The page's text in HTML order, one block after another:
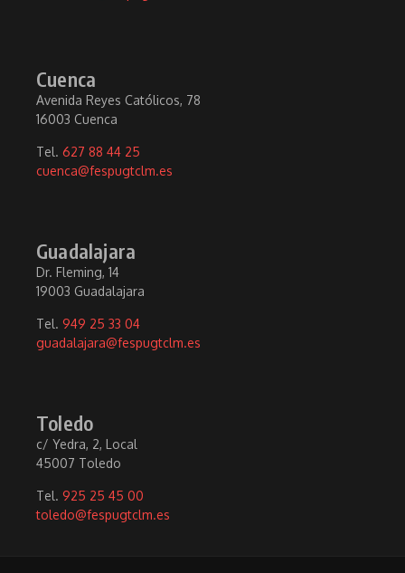
Cuenca
Avenida Reyes Católicos, 78
16003 Cuenca
Tel. 627 88 44 25
cuenca@fespugtclm.es
Guadalajara
Dr. Fleming, 14
19003 Guadalajara
Tel. 949 25 33 04
guadalajara@fespugtclm.es
Toledo
c/ Yedra, 2, Local
45007 Toledo
Tel. 925 25 45 00
toledo@fespugtclm.es